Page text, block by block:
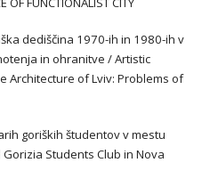
dediščina 1970-ih in 1980-ih v
in ohranitve / Artistic
Architecture of Lviv: Problems of
goriških študentov v mestu
Students Club in Nova